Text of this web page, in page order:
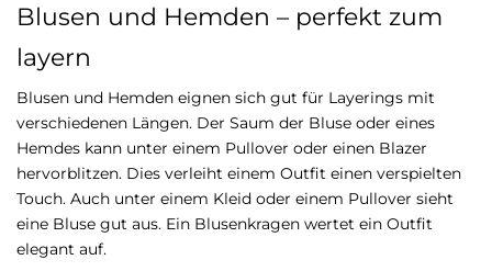
Blusen und Hemden – perfekt zum
layern
Blusen und Hemden eignen sich gut für Layerings mit
verschiedenen Längen. Der Saum der Bluse oder eines
Hemdes kann unter einem Pullover oder einen Blazer
hervorblitzen. Dies verleiht einem Outfit einen verspielten
Touch. Auch unter einem Kleid oder einem Pullover sieht
eine Bluse gut aus. Ein Blusenkragen wertet ein Outfit
elegant auf.